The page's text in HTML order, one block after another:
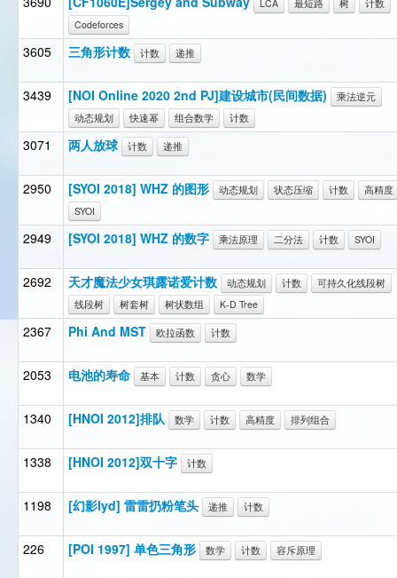
LCA 最短路 树
计数
Codeforces
3605 三角形计数 计数 递推
3439 [NOI Online 2020 2nd PJ]建设城市(民间数据)
乘法逆元
动态规划
快速幂 组合数学 计数
3071 两人放球 计数 递推
2950 [SYOI 2018] WHZ 的图形 动态规划 状态压缩 计数
高精度
SYOI
2949 [SYOI 2018] WHZ 的数字 乘法原理 二分法 计数 SYOI
2692 天才魔法少女琪露诺爱计数 动态规划 计数
可持久化线段树
线段树
树套树 树状数组 K-D Tree
2367 Phi And MST 欧拉函数 计数
2053 电池的寿命 基本 计数 贪心 数学
1340 [HNOI 2012]排队 数学 计数 高精度 排列组合
1338 [HNOI 2012]双十字 计数
1198 [幻影lyd] 雷雷扔粉笔头 递推 计数
226 [POI 1997] 单色三角形 数学 计数 容斥原理